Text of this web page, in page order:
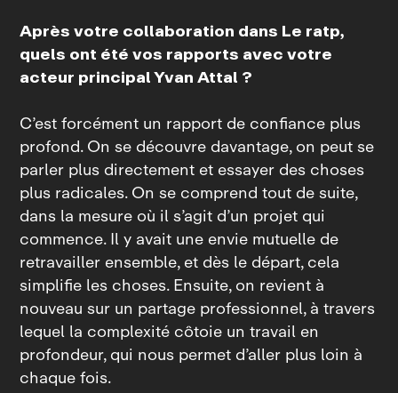
Après votre collaboration dans Le ratp,
quels ont été vos rapports avec votre
acteur principal Yvan Attal ?
C’est forcément un rapport de confiance plus
profond. On se découvre davantage, on peut se
parler plus directement et essayer des choses
plus radicales. On se comprend tout de suite,
dans la mesure où il s’agit d’un projet qui
commence. Il y avait une envie mutuelle de
retravailler ensemble, et dès le départ, cela
simplifie les choses. Ensuite, on revient à
nouveau sur un partage professionnel, à travers
lequel la complexité côtoie un travail en
profondeur, qui nous permet d’aller plus loin à
chaque fois.